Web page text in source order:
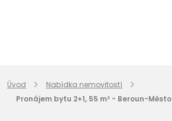
Úvod
Nabídka nemovitostí
Pronájem bytu 2+1, 55 m² - Beroun-Město